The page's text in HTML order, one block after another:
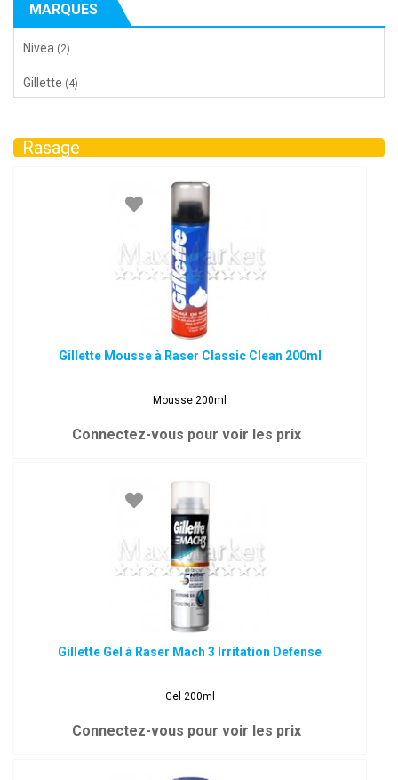
MARQUES
Nivea (2)
Gillette (4)
Rasage
Gillette Mousse à Raser Classic Clean 200ml
Mousse 200ml
Connectez-vous pour voir les prix
Gillette Gel à Raser Mach 3 Irritation Defense
Gel 200ml
Connectez-vous pour voir les prix